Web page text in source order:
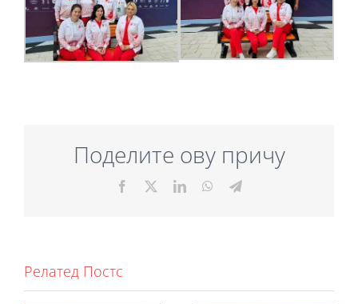
Поделите ову причу
Facebook LinkedInWhatsAppTelegram
Релатед Постс